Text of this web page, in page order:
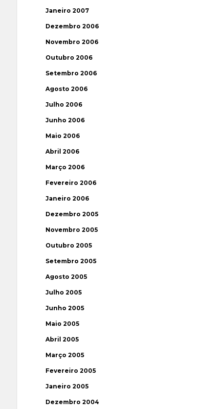
Janeiro 2007
Dezembro 2006
Novembro 2006
Outubro 2006
Setembro 2006
Agosto 2006
Julho 2006
Junho 2006
Maio 2006
Abril 2006
Março 2006
Fevereiro 2006
Janeiro 2006
Dezembro 2005
Novembro 2005
Outubro 2005
Setembro 2005
Agosto 2005
Julho 2005
Junho 2005
Maio 2005
Abril 2005
Março 2005
Fevereiro 2005
Janeiro 2005
Dezembro 2004